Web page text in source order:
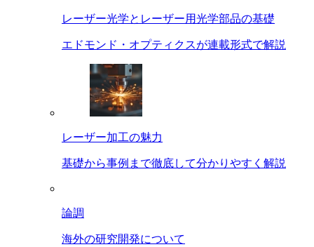
レーザー光学とレーザー用光学部品の基礎
エドモンド・オプティクスが連載形式で解説
レーザー加工の魅力
基礎から事例まで徹底して分かりやすく解説
論調
海外の研究開発について